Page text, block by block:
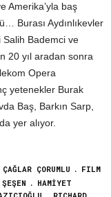
Amerika’yla baş
Burası Aydınlıkevler
Salih Bademci ve
20 yıl aradan sonra
Opera
yetenekler Burak
Baş, Barkın Sarp,
yer alıyor.
ÇAĞLAR ÇORUMLU
FILM
HAMİYET